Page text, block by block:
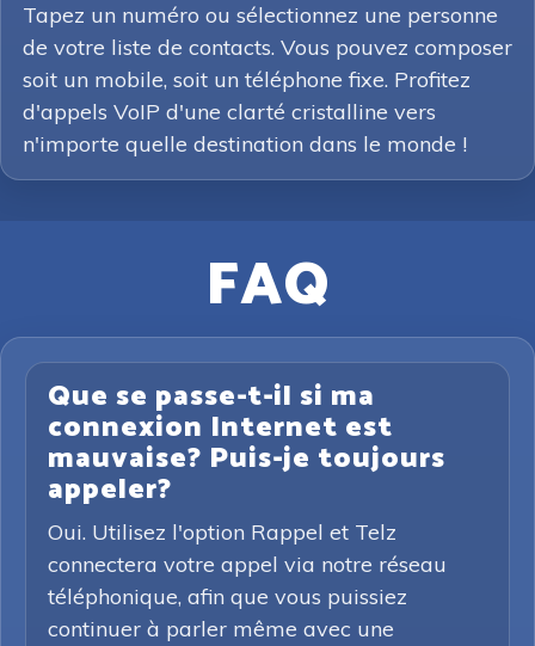
Tapez un numéro ou sélectionnez une personne
de votre liste de contacts. Vous pouvez composer
soit un mobile, soit un téléphone fixe. Profitez
d'appels VoIP d'une clarté cristalline vers
n'importe quelle destination dans le monde !
FAQ
Que se passe-t-il si ma
connexion Internet est
mauvaise? Puis-je toujours
appeler?
Oui. Utilisez l'option Rappel et Telz
connectera votre appel via notre réseau
téléphonique, afin que vous puissiez
continuer à parler même avec une